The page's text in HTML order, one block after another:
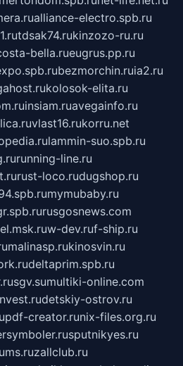
alliance-electro.spb.ru
tdsak74.rukinzozo-ru.ru
bella.rueugrus.pp.ru
bezmorchin.ruia2.ru
kolosok-elita.ru
insiam.ruavegainfo.ru
vlast16.rukorru.net
lammin-suo.spb.ru
running-line.ru
rust-loco.rudugshop.ru
mymubaby.ru
rusgosnews.com
w-dev.ruf-ship.ru
malinasp.rukinosvin.ru
deltaprim.spb.ru
sgv.sumultiki-online.com
detskiy-ostrov.ru
pdf-creator.runix-files.org.ru
sputnikyes.ru
zallclub.ru